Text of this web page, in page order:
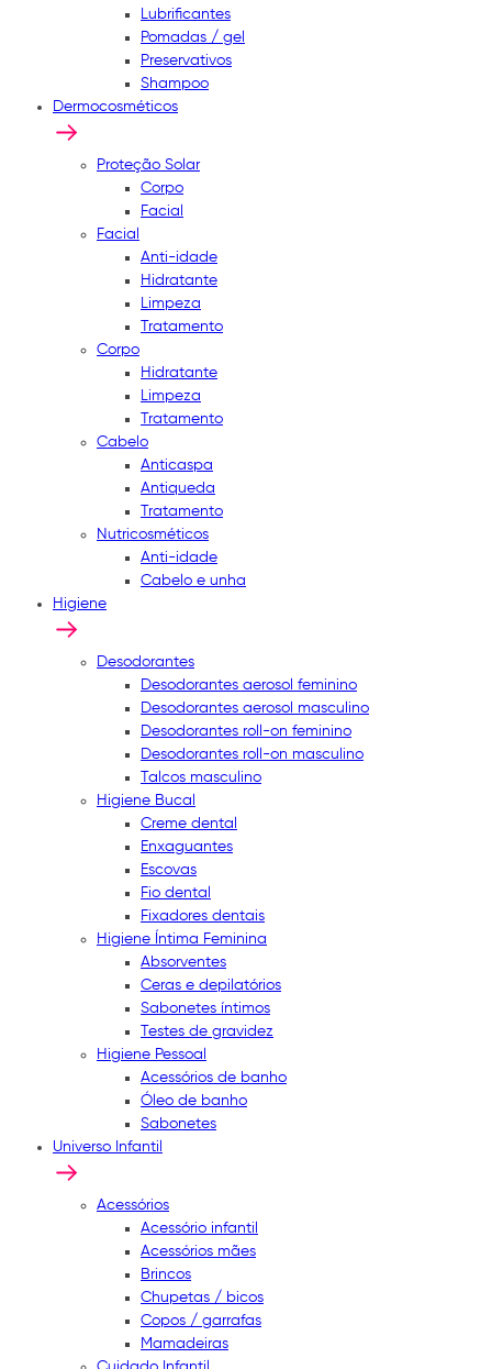
Lubrificantes
Pomadas / gel
Preservativos
Shampoo
Dermocosméticos
Proteção Solar
Corpo
Facial
Facial
Anti-idade
Hidratante
Limpeza
Tratamento
Corpo
Hidratante
Limpeza
Tratamento
Cabelo
Anticaspa
Antiqueda
Tratamento
Nutricosméticos
Anti-idade
Cabelo e unha
Higiene
Desodorantes
Desodorantes aerosol feminino
Desodorantes aerosol masculino
Desodorantes roll-on feminino
Desodorantes roll-on masculino
Talcos masculino
Higiene Bucal
Creme dental
Enxaguantes
Escovas
Fio dental
Fixadores dentais
Higiene Íntima Feminina
Absorventes
Ceras e depilatórios
Sabonetes íntimos
Testes de gravidez
Higiene Pessoal
Acessórios de banho
Óleo de banho
Sabonetes
Universo Infantil
Acessórios
Acessório infantil
Acessórios mães
Brincos
Chupetas / bicos
Copos / garrafas
Mamadeiras